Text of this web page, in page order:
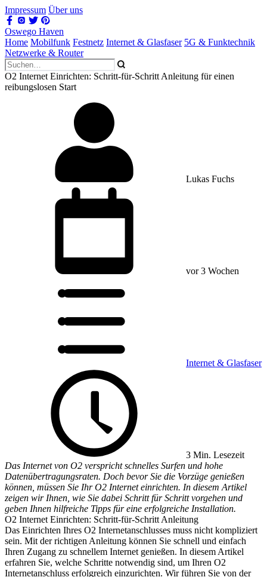
Impressum Über uns
Oswego Haven
Home Mobilfunk Festnetz Internet & Glasfaser 5G & Funktechnik
Netzwerke & Router
O2 Internet Einrichten: Schritt-für-Schritt Anleitung für einen
reibungslosen Start
Lukas Fuchs
vor 3 Wochen
Internet & Glasfaser
3 Min. Lesezeit
Das Internet von O2 verspricht schnelles Surfen und hohe
Datenübertragungsraten. Doch bevor Sie die Vorzüge genießen
können, müssen Sie Ihr O2 Internet einrichten. In diesem Artikel
zeigen wir Ihnen, wie Sie dabei Schritt für Schritt vorgehen und
geben Ihnen hilfreiche Tipps für eine erfolgreiche Installation.
O2 Internet Einrichten: Schritt-für-Schritt Anleitung
Das Einrichten Ihres O2 Internetanschlusses muss nicht kompliziert
sein. Mit der richtigen Anleitung können Sie schnell und einfach
Ihren Zugang zu schnellem Internet genießen. In diesem Artikel
erfahren Sie, welche Schritte notwendig sind, um Ihren O2
Internetanschluss erfolgreich einzurichten. Wir führen Sie von der